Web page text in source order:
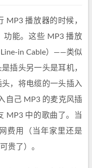
MP3 播放器的时候，
功能。这些 MP3 播放
in Cable）——类似
插头另一头是耳机，
，将电缆的一头插入
自己 MP3 的麦克风插
MP3 中的歌曲了。当
费用（当年家里还是
贵了）。